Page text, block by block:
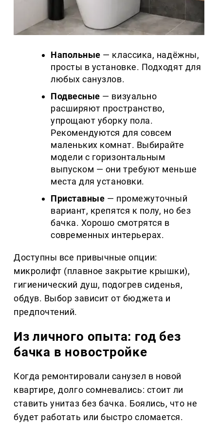
Напольные — классика, надёжны,
просты в установке. Подходят для
любых санузлов.
Подвесные — визуально
расширяют пространство,
упрощают уборку пола.
Рекомендуются для совсем
маленьких комнат. Выбирайте
модели с горизонтальным
выпуском — они требуют меньше
места для установки.
Приставные — промежуточный
вариант, крепятся к полу, но без
бачка. Хорошо смотрятся в
современных интерьерах.
Доступны все привычные опции:
микролифт (плавное закрытие крышки),
гигиенический душ, подогрев сиденья,
обдув. Выбор зависит от бюджета и
предпочтений.
Из личного опыта: год без
бачка в новостройке
Когда ремонтировали санузел в новой
квартире, долго сомневались: стоит ли
ставить унитаз без бачка. Боялись, что не
будет работать или быстро сломается.